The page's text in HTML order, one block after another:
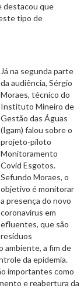
destacou que
tipo de
Já na segunda parte
da audiência, Sérgio
Moraes, técnico do
Instituto Mineiro de
Gestão das Águas
(Igam) falou sobre o
projeto-piloto
Monitoramento
Covid Esgotos.
Sefundo Moraes, o
objetivo é monitorar
a presença do novo
coronavírus em
efluentes, que são
resíduos
ambiente, a fim de
da epidemia.
importantes como
e reabertura da